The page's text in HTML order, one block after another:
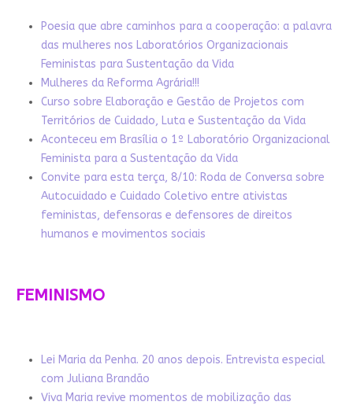
Poesia que abre caminhos para a cooperação: a palavra
das mulheres nos Laboratórios Organizacionais
Feministas para Sustentação da Vida
Mulheres da Reforma Agrária!!!
Curso sobre Elaboração e Gestão de Projetos com
Territórios de Cuidado, Luta e Sustentação da Vida
Aconteceu em Brasília o 1º Laboratório Organizacional
Feminista para a Sustentação da Vida
Convite para esta terça, 8/10: Roda de Conversa sobre
Autocuidado e Cuidado Coletivo entre ativistas
feministas, defensoras e defensores de direitos
humanos e movimentos sociais
FEMINISMO
Lei Maria da Penha. 20 anos depois. Entrevista especial
com Juliana Brandão
Viva Maria revive momentos de mobilização das